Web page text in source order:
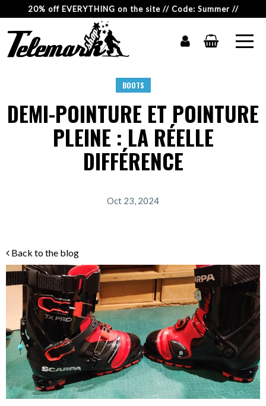
20% off EVERYTHING on the site // Code: Summer //
BOOTS
DEMI-POINTURE ET POINTURE
PLEINE : LA RÉELLE
DIFFÉRENCE
Oct 23, 2024
Back to the blog